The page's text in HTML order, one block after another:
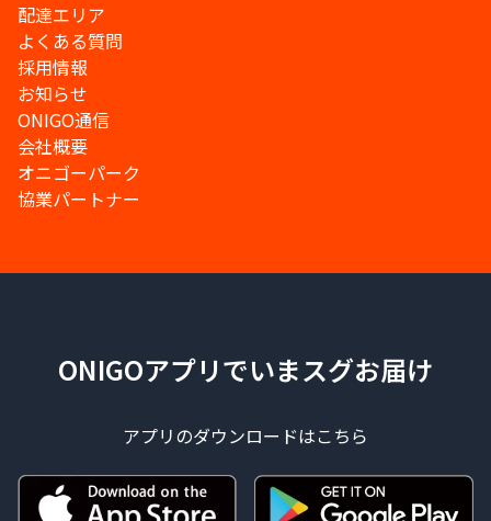
配達エリア
よくある質問
採用情報
お知らせ
ONIGO通信
会社概要
オニゴーパーク
協業パートナー
ONIGOアプリでいまスグお届け
アプリのダウンロードはこちら